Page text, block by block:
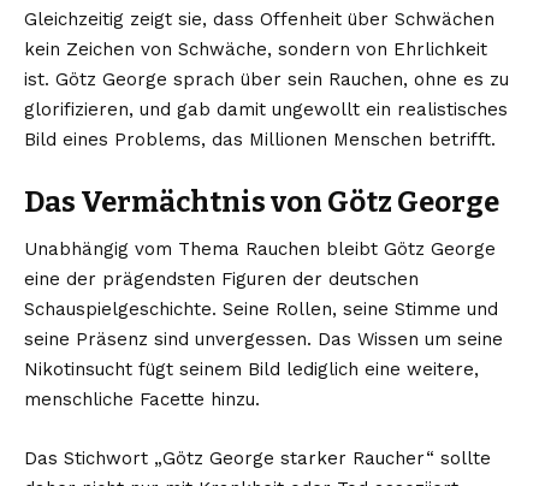
Gleichzeitig zeigt sie, dass Offenheit über Schwächen
kein Zeichen von Schwäche, sondern von Ehrlichkeit
ist. Götz George sprach über sein Rauchen, ohne es zu
glorifizieren, und gab damit ungewollt ein realistisches
Bild eines Problems, das Millionen Menschen betrifft.
Das Vermächtnis von Götz George
Unabhängig vom Thema Rauchen bleibt Götz George
eine der prägendsten Figuren der deutschen
Schauspielgeschichte. Seine Rollen, seine Stimme und
seine Präsenz sind unvergessen. Das Wissen um seine
Nikotinsucht fügt seinem Bild lediglich eine weitere,
menschliche Facette hinzu.
Das Stichwort „Götz George starker Raucher“ sollte